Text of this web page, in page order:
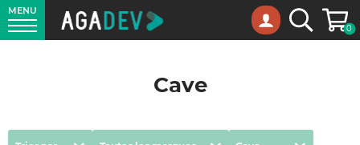
MENU
Recherche0
Cave
Trier